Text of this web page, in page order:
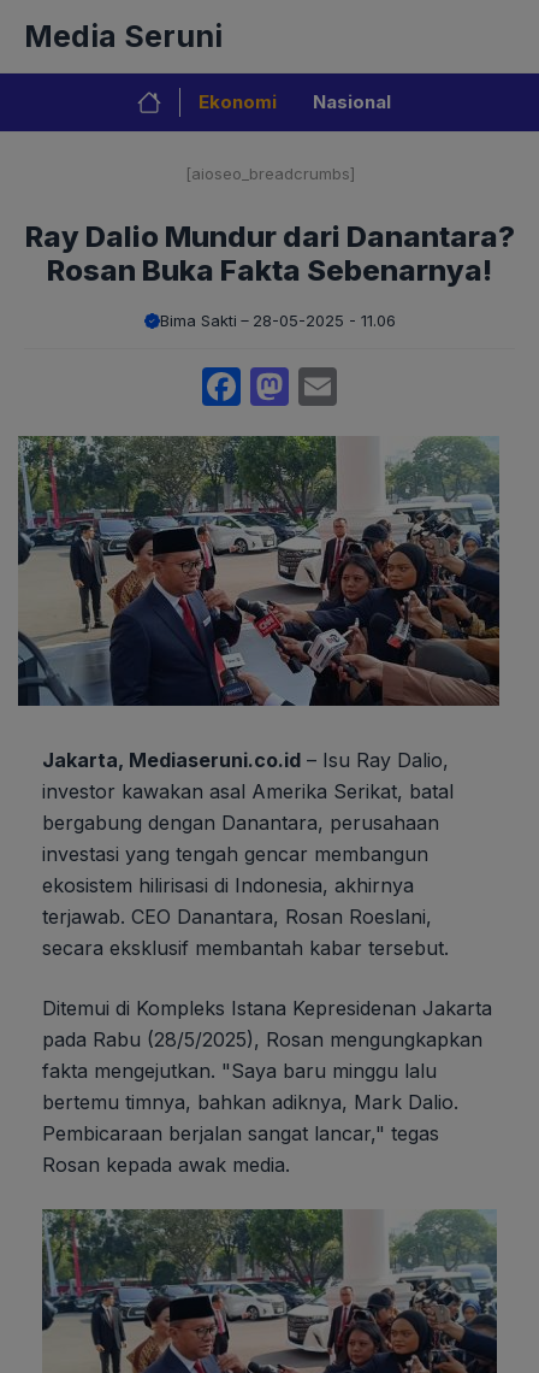
isi
Media Seruni
Ekonomi Nasional
[aioseo_breadcrumbs]
Ray Dalio Mundur dari Danantara?
Rosan Buka Fakta Sebenarnya!
Bima Sakti 28-05-2025 - 11.06
Facebook
Mastodon
Jakarta, Mediaseruni.co.id – Isu Ray Dalio,
investor kawakan asal Amerika Serikat, batal
bergabung dengan Danantara, perusahaan
investasi yang tengah gencar membangun
ekosistem hilirisasi di Indonesia, akhirnya
terjawab. CEO Danantara, Rosan Roeslani,
secara eksklusif membantah kabar tersebut.
Ditemui di Kompleks Istana Kepresidenan Jakarta
pada Rabu (28/5/2025), Rosan mengungkapkan
fakta mengejutkan. "Saya baru minggu lalu
bertemu timnya, bahkan adiknya, Mark Dalio.
Pembicaraan berjalan sangat lancar," tegas
Rosan kepada awak media.